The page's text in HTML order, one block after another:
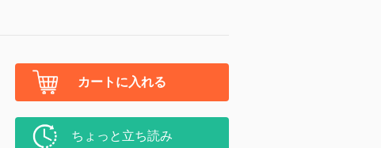
カートに入れる
ちょっと立ち読み